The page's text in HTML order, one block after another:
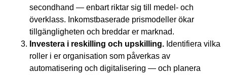
secondhand — enbart riktar sig till medel- och
överklass. Inkomstbaserade prismodeller ökar
tillgängligheten och breddar er marknad.
Investera i reskilling och upskilling. Identifiera vilka
roller i er organisation som påverkas av
automatisering och digitalisering — och planera